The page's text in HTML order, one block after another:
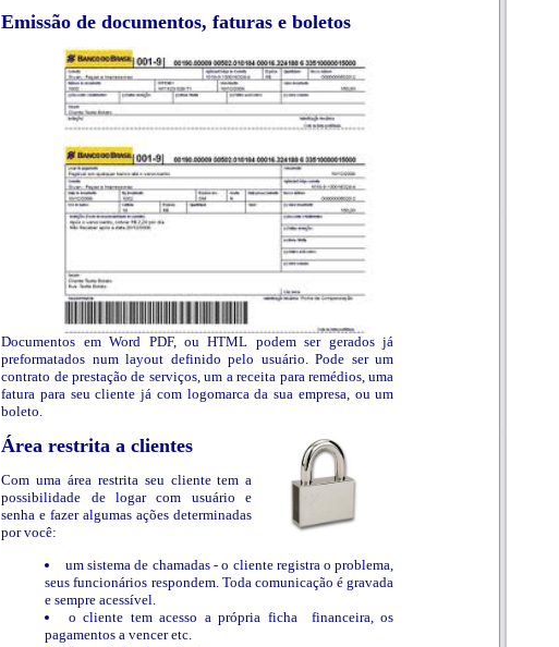
Emissão de documentos, faturas e boletos
Documentos em Word PDF, ou HTML podem ser gerados já
preformatados num layout definido pelo usuário. Pode ser um
contrato de prestação de serviços, um a receita para remédios, uma
fatura para seu cliente já com logomarca da sua empresa, ou um
boleto.
Área restrita a clientes
Com uma área restrita seu cliente tem a
possibilidade de logar com usuário e
senha e fazer algumas ações determinadas
por você:
um sistema de chamadas - o cliente registra o problema,
seus funcionários respondem. Toda comunicação é gravada
e sempre acessível.
o cliente tem acesso a própria ficha financeira, os
pagamentos a vencer etc.